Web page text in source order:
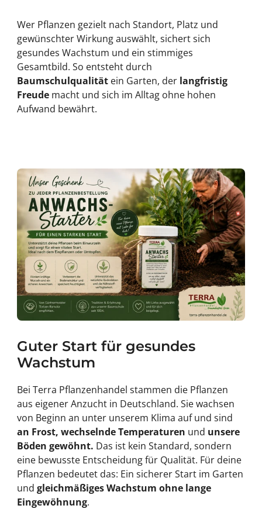
Wer Pflanzen gezielt nach Standort, Platz und
gewünschter Wirkung auswählt, sichert sich
gesundes Wachstum und ein stimmiges
Gesamtbild. So entsteht durch
Baumschulqualitätein Garten, der langfristig
Freude macht und sich im Alltag ohne hohen
Aufwand bewährt.
Guter Start für gesundes
Wachstum
Bei Terra Pflanzenhandel stammen die Pflanzen
aus eigener Anzucht in Deutschland. Sie wachsen
von Beginn an unter unserem Klima auf und sind
an Frost, wechselnde Temperaturen und unsere
Böden gewöhnt. Das ist kein Standard, sondern
eine bewusste Entscheidung für Qualität. Für deine
Pflanzen bedeutet das: Ein sicherer Start im Garten
und gleichmäßiges Wachstum ohne lange
Eingewöhnung.